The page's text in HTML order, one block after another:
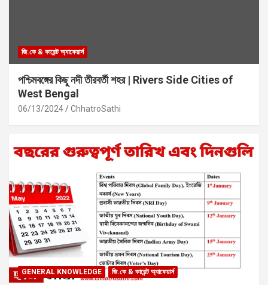
জি.কে & কারেন্ট অ্যাফেয়ার্স
পশ্চিমবঙ্গের কিছু নদী তীরবর্তী শহর | Rivers Side Cities of
West Bengal
06/13/2024 ChhatroSathi
GENERAL KNOWLEDGE জি.কে & কারেন্ট অ্যাফেয়ার্স